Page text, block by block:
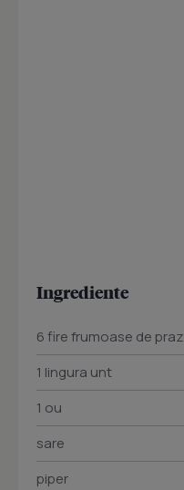
Ingrediente
6 fire frumoase de praz
1 lingura unt
1 ou
sare
piper